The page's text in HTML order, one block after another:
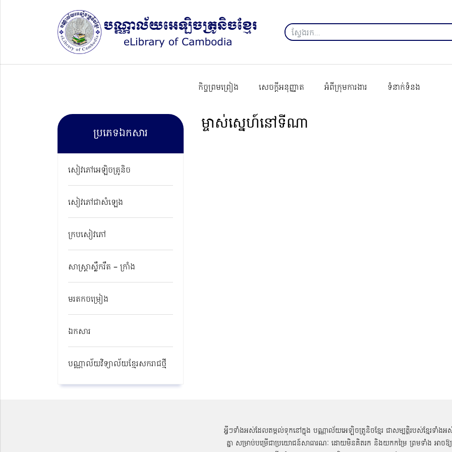
កិច្ចព្រមព្រៀង សេចក្ដីអនុញ្ញាត អំពីក្រុមការងារ ទំនាក់ទំនង
ប្រភេទឯកសារ
សៀវភៅអេឡិចត្រូនិច
សៀវភៅជាសំឡេង
ក្របសៀវភៅ
សាស្ត្រាស្លឹករឹត – ក្រាំង
មរតកចម្រៀង
ឯកសារ
បណ្ណាល័យវិទ្យាល័យខ្មែរសករាជថ្មី​
ម្ចាស់ស្នេហ៍នៅទីណា
អ្វីៗទាំងអស់ដែលតម្កល់ទុកនៅក្នុង បណ្ណាល័យអេឡិចត្រូនិចខ្មែរ ជាសម្បតិ្តរបស់ខ្មែរទាំងអ
គ្នា សម្រាប់បម្រើជាប្រយោជន៍សាធារណៈ ដោយមិនគិតរក និងយកកម្រៃ ព្រមទាំង អាចឱ្យ